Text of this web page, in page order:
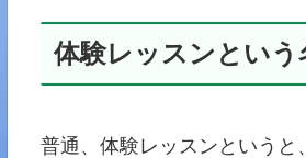
体験レッスンとい
普通、体験レッスンという